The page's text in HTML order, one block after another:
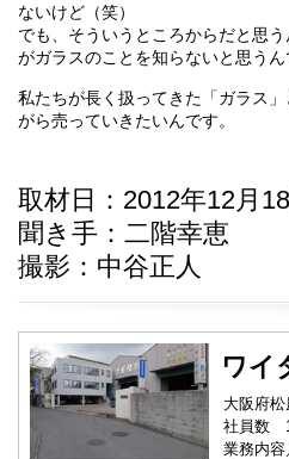
ないけど（笑）
でも、そういうところからだと思
がガラスのことを知らないと思うん
私たちが長く扱ってきた「ガラス
がら売っていきたいんです。
取材日：2012年12月
聞き手：二階幸恵
撮影：中谷正人
ワイ
大阪府松
社員数
業務内